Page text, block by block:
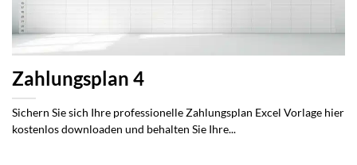
Zahlungsplan 4
Sichern Sie sich Ihre professionelle Zahlungsplan Excel Vorlage hier
kostenlos downloaden und behalten Sie Ihre...